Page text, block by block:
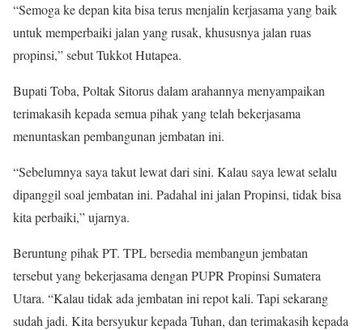
“Semoga ke depan kita bisa terus menjalin kerjasama yang baik
untuk memperbaiki jalan yang rusak, khususnya jalan ruas
propinsi,” sebut Tukkot Hutapea.
Bupati Toba, Poltak Sitorus dalam arahannya menyampaikan
terimakasih kepada semua pihak yang telah bekerjasama
menuntaskan pembangunan jembatan ini.
“Sebelumnya saya takut lewat dari sini. Kalau saya lewat selalu
dipanggil soal jembatan ini. Padahal ini jalan Propinsi, tidak bisa
kita perbaiki,” ujarnya.
Beruntung pihak PT. TPL bersedia membangun jembatan
tersebut yang bekerjasama dengan PUPR Propinsi Sumatera
Utara. “Kalau tidak ada jembatan ini repot kali. Tapi sekarang
sudah jadi. Kita bersyukur kepada Tuhan, dan terimakasih kepada